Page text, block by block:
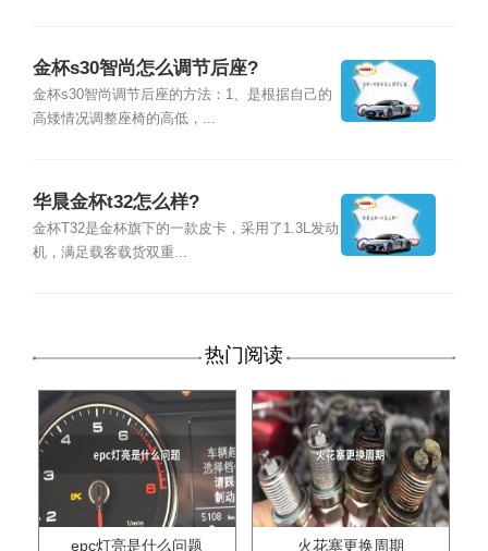
金杯s30智尚怎么调节后座?
金杯s30智尚调节后座的方法：1、是根据自己的
高矮情况调整座椅的高低，...
华晨金杯t32怎么样?
金杯T32是金杯旗下的一款皮卡，采用了1.3L发动
机，满足载客载货双重...
热门阅读
epc灯亮是什么问题 火花塞更换周期